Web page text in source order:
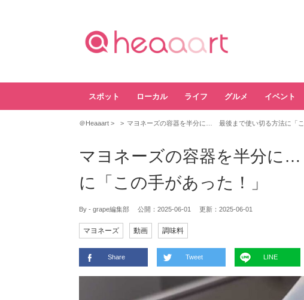
スポット ローカル ライフ グルメ イベント
＠Heaaart マヨネーズの容器を半分に… 最後まで使い切る方法に「こ
マヨネーズの容器を半分に
に「この手があった！」
By - grape編集部 公開： 2025-06-01 更新： 2025-06-01
マヨネーズ 動画 調味料
Share Tweet LINE